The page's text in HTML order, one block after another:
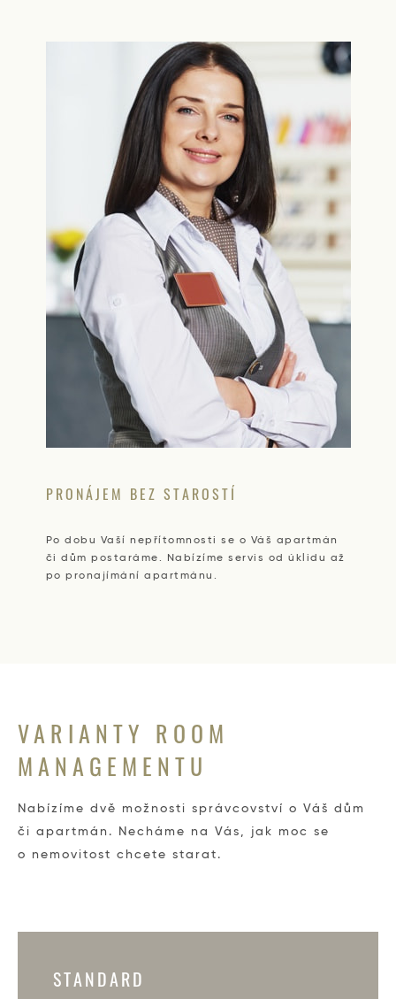
PRONÁJEM BEZ STAROSTÍ
Po dobu Vaší nepřítomnosti se o Váš apartmán
či dům postaráme. Nabízíme servis od úklidu až
po pronajímání apartmánu.
VARIANTY ROOM
MANAGEMENTU
Nabízíme dvě možnosti správcovství o Váš dům
či apartmán. Necháme na Vás, jak moc se
o nemovitost chcete starat.
STANDARD